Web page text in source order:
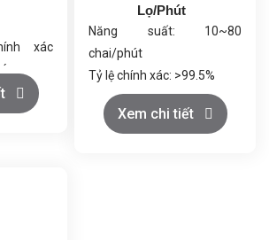
xác
nang
điều
Lọ/Phút
Năng suất: 10~80
chai/phút
Tỷ lệ chính xác: >99.5%
Đối tượng áp dụng: Hạt rắn
có kích thước 5-33mm
Xem chi tiết